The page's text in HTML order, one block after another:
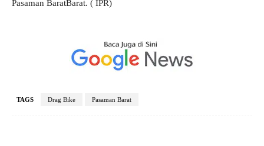
Pasaman BaratBarat. ( IPR)
TAGS Drag Bike Pasaman Barat